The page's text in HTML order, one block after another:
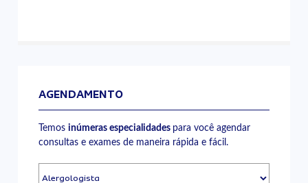
AGENDAMENTO
Temosinúmeras especialidades para você agendar
consultas e exames de maneira rápida e fácil.